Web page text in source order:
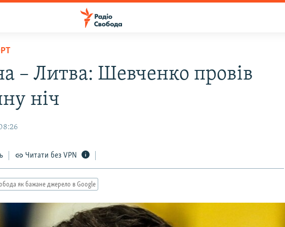
– Литва: Шевченко провів
ніч
Читати без VPN
як бажане джерело в Google